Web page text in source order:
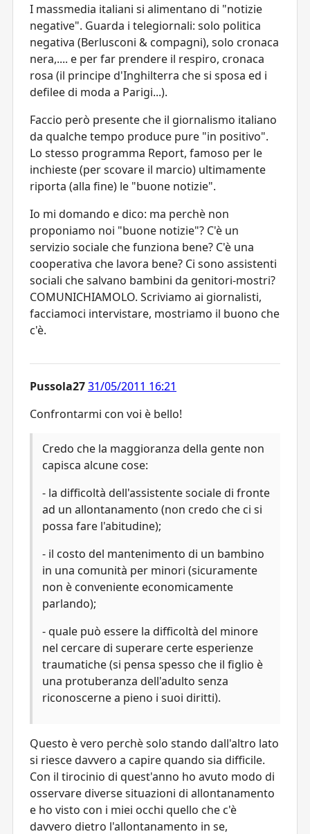
I massmedia italiani si alimentano di "notizie
negative". Guarda i telegiornali: solo politica
negativa (Berlusconi & compagni), solo cronaca
nera,.... e per far prendere il respiro, cronaca
rosa (il principe d'Inghilterra che si sposa ed i
defilee di moda a Parigi...).
Faccio però presente che il giornalismo italiano
da qualche tempo produce pure "in positivo".
Lo stesso programma Report, famoso per le
inchieste (per scovare il marcio) ultimamente
riporta (alla fine) le "buone notizie".
Io mi domando e dico: ma perchè non
proponiamo noi "buone notizie"? C'è un
servizio sociale che funziona bene? C'è una
cooperativa che lavora bene? Ci sono assistenti
sociali che salvano bambini da genitori-mostri?
COMUNICHIAMOLO. Scriviamo ai giornalisti,
facciamoci intervistare, mostriamo il buono che
c'è.
Pussola2731/05/2011 16:21
Confrontarmi con voi è bello!
Credo che la maggioranza della gente non
capisca alcune cose:
- la difficoltà dell'assistente sociale di fronte
ad un allontanamento (non credo che ci si
possa fare l'abitudine);
- il costo del mantenimento di un bambino
in una comunità per minori (sicuramente
non è conveniente economicamente
parlando);
- quale può essere la difficoltà del minore
nel cercare di superare certe esperienze
traumatiche (si pensa spesso che il figlio è
una protuberanza dell'adulto senza
riconoscerne a pieno i suoi diritti).
Questo è vero perchè solo stando dall'altro lato
si riesce davvero a capire quando sia difficile.
Con il tirocinio di quest'anno ho avuto modo di
osservare diverse situazioni di allontanamento
e ho visto con i miei occhi quello che c'è
davvero dietro l'allontanamento in se,